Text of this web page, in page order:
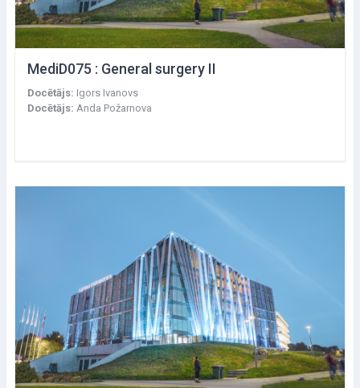
MediD075 : General surgery II
Docētājs: Igors Ivanovs
Docētājs: Anda Požarnova